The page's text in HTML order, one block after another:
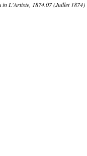
in L'Artiste, 1874.07 (Juillet 1874)